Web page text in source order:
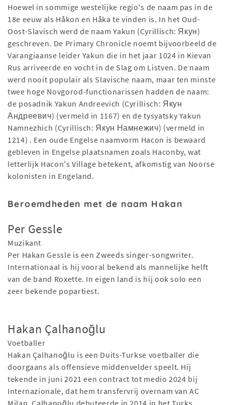
Hoewel in sommige westelijke regio's de naam pas in de
18e eeuw als Håkon en Håka te vinden is. In het Oud-
Oost-Slavisch werd de naam Yakun (Cyrillisch: Якун)
geschreven. De Primary Chronicle noemt bijvoorbeeld de
Varangiaanse leider Yakun die in het jaar 1024 in Kievan
Rus arriveerde en vocht in de Slag om Listven. De naam
werd nooit populair als Slavische naam, maar ten minste
twee hoge Novgorod-functionarissen hadden de naam:
de posadnik Yakun Andreevich (Cyrillisch: Якун
Андреевич) (vermeld in 1167) en de tysyatsky Yakun
Namnezhich (Cyrillisch: Якун Намнежич) (vermeld in
1214) . Een oude Engelse naamvorm Hacon is bewaard
gebleven in Engelse plaatsnamen zoals Haconby, wat
letterlijk Hacon's Village betekent, afkomstig van Noorse
kolonisten in Engeland.
Beroemdheden met de naam Hakan
Per Gessle
Muzikant
Per Hakan Gessle is een Zweeds singer-songwriter.
Internationaal is hij vooral bekend als mannelijke helft
van de band Roxette. In eigen land is hij ook solo een
zeer bekende popartiest.
Hakan Çalhanoğlu
Voetballer
Hakan Çalhanoğlu is een Duits-Turkse voetballer die
doorgaans als offensieve middenvelder speelt. Hij
tekende in juni 2021 een contract tot medio 2024 bij
Internazionale, dat hem transfervrij overnam van AC